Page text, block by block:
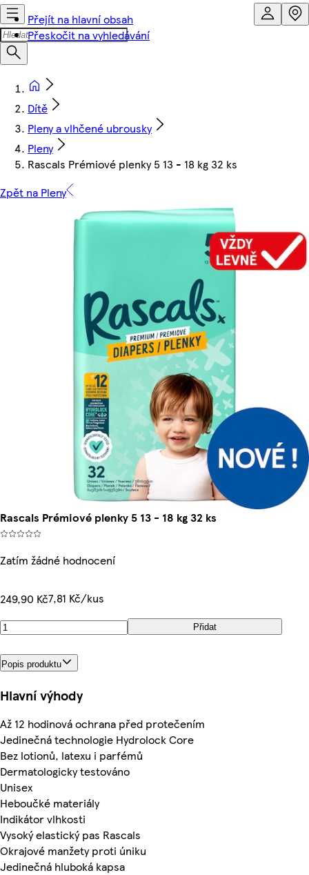
Přejít na hlavní obsah
Přeskočit na vyhledávání
Dítě
Pleny a vlhčené ubrousky
Pleny
Rascals Prémiové plenky 5 13 - 18 kg 32 ks
Zpět na Pleny
Rascals Prémiové plenky 5 13 - 18 kg 32 ks
Zatím žádné hodnocení
249,90 Kč7,81 Kč/kus
Přidat
Popis produktu
Hlavní výhody
Až 12 hodinová ochrana před protečením
Jedinečná technologie Hydrolock Core
Bez lotionů, latexu i parfémů
Dermatologicky testováno
Unisex
Heboučké materiály
Indikátor vlhkosti
Vysoký elastický pas Rascals
Okrajové manžety proti úniku
Jedinečná hluboká kapsa